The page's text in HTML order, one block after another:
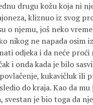
drugu kožu koja ni
kliznuo iz svog
o njemu, još neko
nikog ne napada osim
odjeka i da neće proći
i onda kada je bilo
kukavičluk ili
do kraja. Kao da
je bio toga da